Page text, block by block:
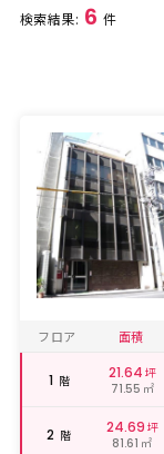
検索結果: 6 件
フロア 面積
1 階 21.64 坪
71.55 ㎡
2 階 24.69 坪
81.61 ㎡